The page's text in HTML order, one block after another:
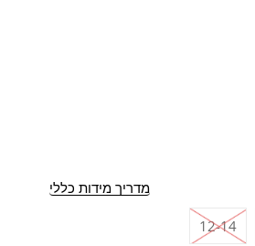
מדריך מידות כללי
12-14